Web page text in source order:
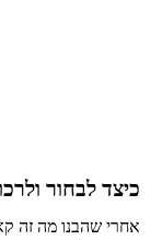
כיצד לבחור
אחרי שהבנו מה זה